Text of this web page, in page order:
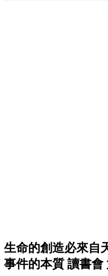
生命的創造必來自
事件的本質 讀書會